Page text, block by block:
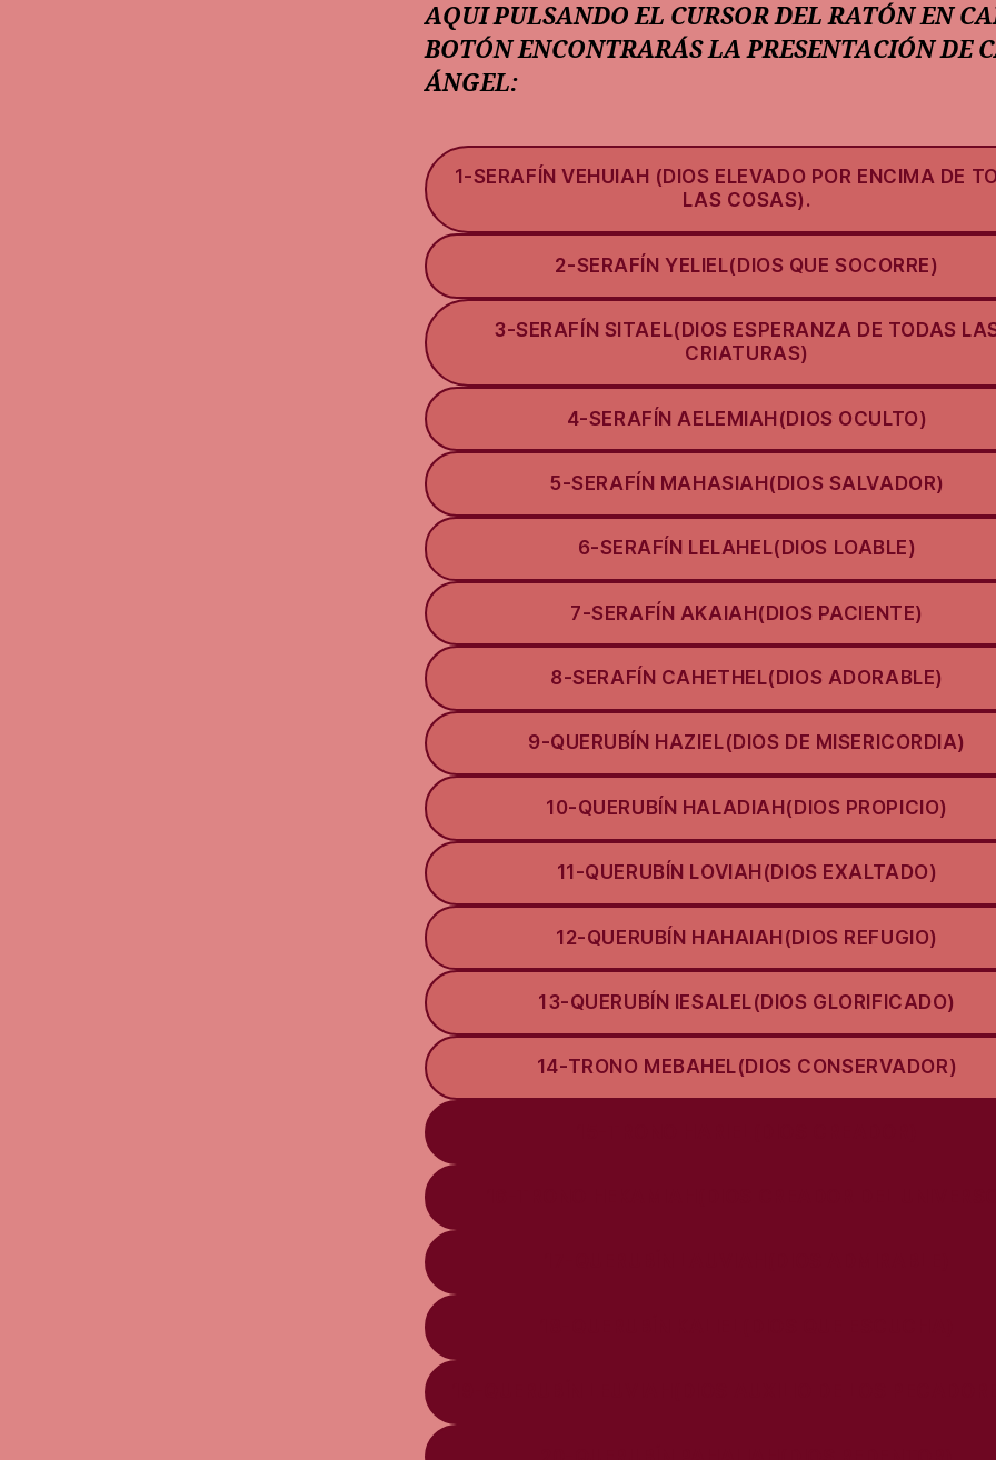
AQUI PULSANDO EL CURSOR DEL RATÓN EN
BOTÓN ENCONTRARÁS LA PRESENTACIÓN DE
ÁNGEL:
1-SERAFÍN VEHUIAH (DIOS ELEVADO POR ENCIMA DE
LAS COSAS).
2-SERAFÍN YELIEL(DIOS QUE SOCORRE)
3-SERAFÍN SITAEL(DIOS ESPERANZA DE TODAS
CRIATURAS)
4-SERAFÍN AELEMIAH(DIOS OCULTO)
5-SERAFÍN MAHASIAH(DIOS SALVADOR)
6-SERAFÍN LELAHEL(DIOS LOABLE)
7-SERAFÍN AKAIAH(DIOS PACIENTE)
8-SERAFÍN CAHETHEL(DIOS ADORABLE)
9-QUERUBÍN HAZIEL(DIOS DE MISERICORDIA)
10-QUERUBÍN HALADIAH(DIOS PROPICIO)
11-QUERUBÍN LOVIAH(DIOS EXALTADO)
12-QUERUBÍN HAHAIAH(DIOS REFUGIO)
13-QUERUBÍN IESALEL(DIOS GLORIFICADO)
14-TRONO MEBAHEL(DIOS CONSERVADOR)